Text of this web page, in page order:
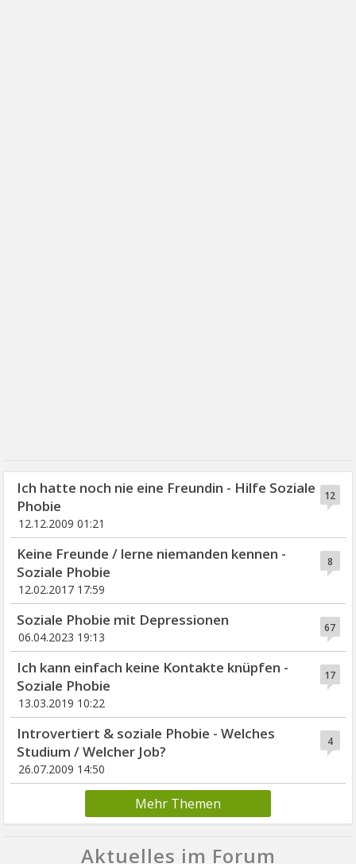
12
Ich hatte noch nie eine Freundin - Hilfe Soziale
Phobie
12.12.2009 01:21
8
Keine Freunde / lerne niemanden kennen -
Soziale Phobie
12.02.2017 17:59
67
Soziale Phobie mit Depressionen
06.04.2023 19:13
17
Ich kann einfach keine Kontakte knüpfen -
Soziale Phobie
13.03.2019 10:22
4
Introvertiert & soziale Phobie - Welches
Studium / Welcher Job?
26.07.2009 14:50
Mehr Themen
Aktuelles im Forum